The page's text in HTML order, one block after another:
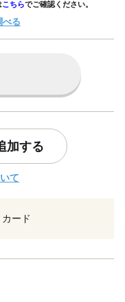
こちらでご確認ください。
べる
加する
て
ード